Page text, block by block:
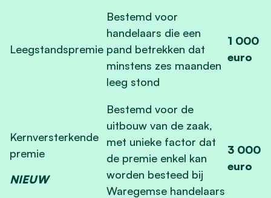
Leegstandspremie
Bestemd voor
handelaars die een
pand betrekken dat
minstens zes maanden
leeg stond
1 000
euro
Kernversterkende
premie
NIEUW
Bestemd voor de
uitbouw van de zaak,
met unieke factor dat
de premie enkel kan
worden besteed bij
Waregemse handelaars
3 000
euro